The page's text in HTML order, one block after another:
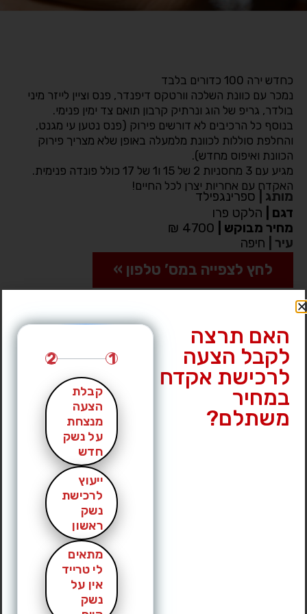
כחדש ירה 100 כדורים בלבד
נמכר עם כוונת השלכה וורטקס דיפנדר, פנס וציין לייזר מיני
בולדר, גריפ של הוג ונרתיק קרבון תואם צד ימין פנימי.
בנוסף כל הרכיבים לא דורשים פירוק (פנס נטען עי מגנט,
והחלפת סוללות לכוונת מלמעלה באופן שלא מצריך פירוק
הכוונת ואיפוס מחדש).
מגיע עם 3 מחסניות 2 של 15 ו1 של 17 כולל פונדה פנימית.
האקדח עם אחריות יצרן לכל החיים!
מותג
ספרינגפילד
דגם
הלקט פרו
מחיר מבוקש
עיר
חיפה
לחץ לצפייה במס’ טלפון »
האם תרצה
לקבל הצעה
לרכישת אקדח
במחיר
משתלם?
1
2
קבלת
הצעה
מנצחת
על נשק
חדש
ייעוץ
לרכישת
נשק
ראשון
מתאים
לי טרייד
אין על
נשק